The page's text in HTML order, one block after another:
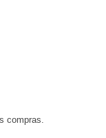
compras.